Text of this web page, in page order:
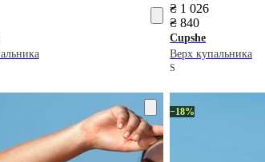
₴ 1 026
₴ 840
Cupshe
Верх купальника
S
−18%